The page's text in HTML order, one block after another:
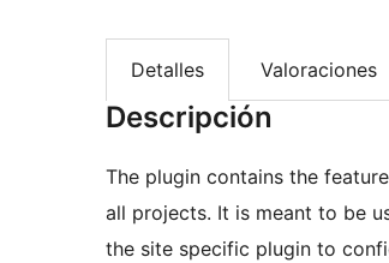
Detalles Valoraciones
Descripción
The plugin contains the
all projects. It is meant to be
the site specific plugin to